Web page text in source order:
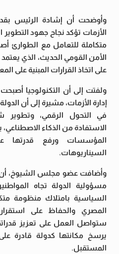
وأوضحت أن إشادة الرئيس
الأزمات تؤكد نجاح جهود
متكاملة للتعامل مع الطوارئ
الأمن القومي الحديث، الذي
على اتخاذ القرارات المبنية على
ولفتت إلى أن التكنولوجيا
إدارة الأزمات، مشيرة إلى أن
في التحول الرقمي، وتطوير
الاستفادة من الذكاء
المؤسسات ورفع قدرتها
السيناريوهات.
وأضافت عضو مجلس الشيوخ، أن
مسؤولية الدولة تجاه
السياسية بامتلاك منظومة
المصري والحفاظ على
ستواصل العمل على تعزيز
يرسخ مكانتها كدولة قادرة
المستقبل.